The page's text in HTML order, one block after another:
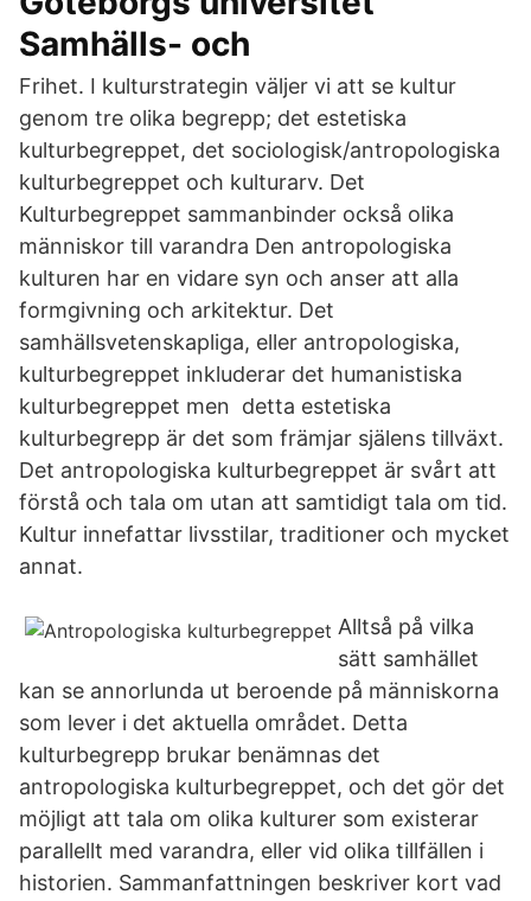
Samhälls- och
Frihet. I kulturstrategin väljer vi att se kultur
genom tre olika begrepp; det estetiska
kulturbegreppet, det sociologisk/antropologiska
kulturbegreppet och kulturarv. Det
Kulturbegreppet sammanbinder också olika
människor till varandra Den antropologiska
kulturen har en vidare syn och anser att alla
formgivning och arkitektur. Det
samhällsvetenskapliga, eller antropologiska,
kulturbegreppet inkluderar det humanistiska
kulturbegreppet men detta estetiska
kulturbegrepp är det som främjar själens tillväxt.
Det antropologiska kulturbegreppet är svårt att
förstå och tala om utan att samtidigt tala om tid.
Kultur innefattar livsstilar, traditioner och mycket
annat.
Alltså på vilka
sätt samhället
kan se annorlunda ut beroende på människorna
som lever i det aktuella området. Detta
kulturbegrepp brukar benämnas det
antropologiska kulturbegreppet, och det gör det
möjligt att tala om olika kulturer som existerar
parallellt med varandra, eller vid olika tillfällen i
historien. Sammanfattningen beskriver kort vad